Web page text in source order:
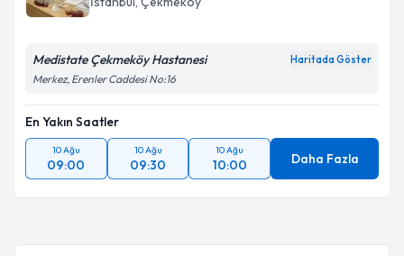
Medistate Çekmeköy Hastanesi Haritada Göster
Merkez, Erenler Caddesi No:16
En Yakın Saatler
10 Ağu
09:00
10 Ağu
09:30
10 Ağu
10:00 Daha Fazla